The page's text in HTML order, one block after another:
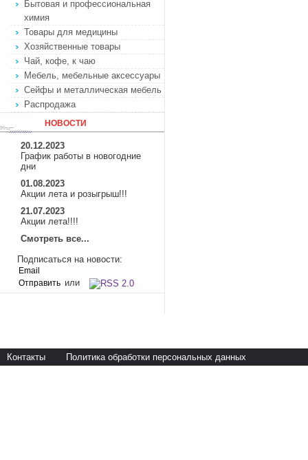
Бытовая и профессиональная
химия
Товары для медицины
Хозяйственные товары
Чай, кофе, к чаю
Мебель, мебельные аксессуары
Сейфы и металлическая мебель
Распродажа
НОВОСТИ
20.12.2023
График работы в новогодние
дни
01.08.2023
Акции лета и розыгрыш!!!
21.07.2023
Акции лета!!!!
Смотреть все...
Подписаться на новости:
или
Контакты Политика обработки персональных данных